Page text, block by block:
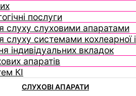
послуги
слуху слуховими апаратами
слуху системами кохлеарної
індивідуальних вкладок
апаратів
КІ
СЛУХОВІ АПАРАТИ